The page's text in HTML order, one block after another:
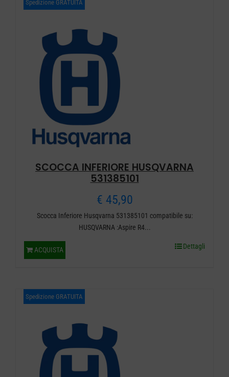
Spedizione GRATUITA
SCOCCA INFERIORE HUSQVARNA
531385101
€ 45,90
Scocca Inferiore Husqvarna 531385101 compatibile su:
HUSQVARNA :Aspire R4...
ACQUISTA Dettagli
Spedizione GRATUITA